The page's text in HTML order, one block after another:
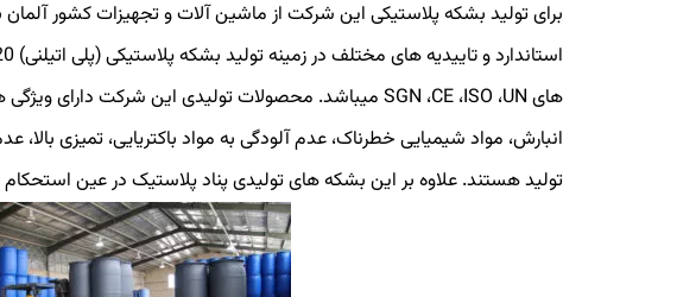
برای تولید بشکه پلاستیکی این شرکت از ماشین آلات و تجهیزات کشور
های UN، ISO، CE، SGNمیباشد. محصولات تولیدی این شرکت دارای ویژگی
انبارش، مواد شیمیایی خطرناک، عدم آلودگی به مواد باکتریایی، تمیزی
تولید هستند. علاوه بر این بشکه های تولیدی پناد پلاستیک در عین استحکام